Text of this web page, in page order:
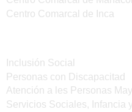
Centro Comarcal de Inca
Inclusión Social
Personas con Discapacitad
Atención a les Personas
Servicios Sociales, Infancia